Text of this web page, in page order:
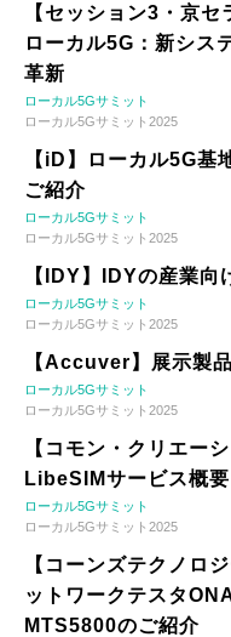
【セッション3・京
ローカル5G：新シス
革新
ローカル5Gサミット
ローカル5Gサミット2025
【iD】ローカル5G
ご紹介
ローカル5Gサミット
ローカル5Gサミット2025
【IDY】IDYの産業向
ローカル5Gサミット
ローカル5Gサミット2025
【Accuver】展示製
ローカル5Gサミット
ローカル5Gサミット2025
【コモン・クリエー
LibeSIMサービス概要
ローカル5Gサミット
ローカル5Gサミット2025
【コーンズテクノ
ットワークテスタ
MTS5800のご紹介